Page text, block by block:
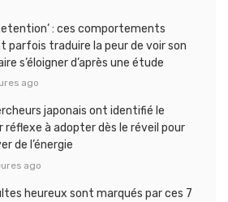
: ces comportements
parfois traduire la peur de voir son
s’éloigner d’après une étude
ago
japonais ont identifié le
réflexe à adopter dès le réveil pour
de l’énergie
ago
heureux sont marqués par ces 7